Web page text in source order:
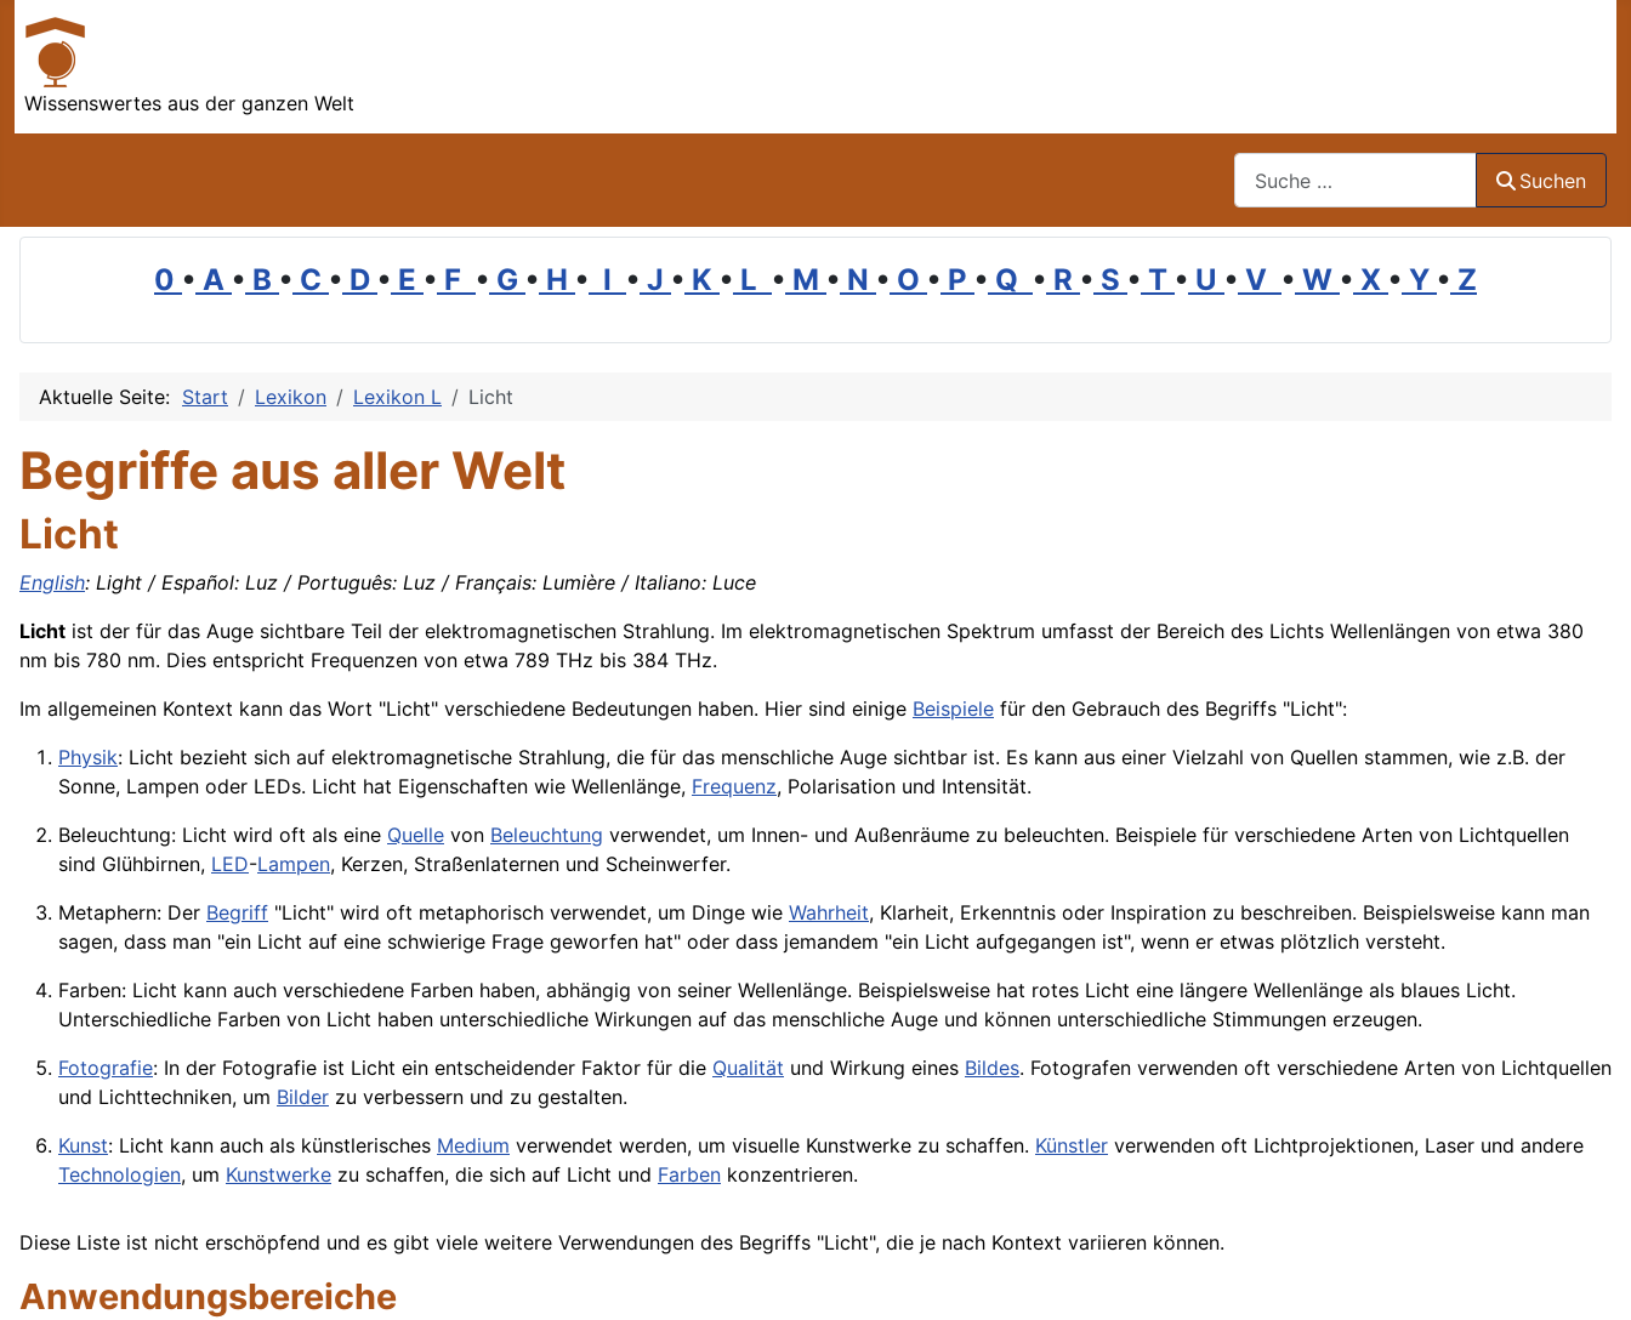
Wissenswertes aus der ganzen Welt
Suchen
0 • A • B • C • D • E • F • G • H • I • J • K • L • M • N • O • P • Q • R • S • T • U • V • W • X • Y • Z
Aktuelle Seite: Start Lexikon Lexikon L Licht
Begriffe aus aller Welt
Licht
English: Light / Español: Luz / Português: Luz / Français: Lumière / Italiano: Luce
Licht ist der für das Auge sichtbare Teil der elektromagnetischen Strahlung. Im elektromagnetischen Spektrum umfasst der Bereich des Lichts Wellenlängen von etwa 380
nm bis 780 nm. Dies entspricht Frequenzen von etwa 789 THz bis 384 THz.
Im allgemeinen Kontext kann das Wort "Licht" verschiedene Bedeutungen haben. Hier sind einige Beispiele für den Gebrauch des Begriffs "Licht":
Physik: Licht bezieht sich auf elektromagnetische Strahlung, die für das menschliche Auge sichtbar ist. Es kann aus einer Vielzahl von Quellen stammen, wie z.B. der
Sonne, Lampen oder LEDs. Licht hat Eigenschaften wie Wellenlänge, Frequenz, Polarisation und Intensität.
Beleuchtung: Licht wird oft als eine Quelle von Beleuchtung verwendet, um Innen- und Außenräume zu beleuchten. Beispiele für verschiedene Arten von Lichtquellen
sind Glühbirnen, LED-Lampen, Kerzen, Straßenlaternen und Scheinwerfer.
Metaphern: Der Begriff "Licht" wird oft metaphorisch verwendet, um Dinge wie Wahrheit, Klarheit, Erkenntnis oder Inspiration zu beschreiben. Beispielsweise kann man
sagen, dass man "ein Licht auf eine schwierige Frage geworfen hat" oder dass jemandem "ein Licht aufgegangen ist", wenn er etwas plötzlich versteht.
Farben: Licht kann auch verschiedene Farben haben, abhängig von seiner Wellenlänge. Beispielsweise hat rotes Licht eine längere Wellenlänge als blaues Licht.
Unterschiedliche Farben von Licht haben unterschiedliche Wirkungen auf das menschliche Auge und können unterschiedliche Stimmungen erzeugen.
Fotografie: In der Fotografie ist Licht ein entscheidender Faktor für die Qualität und Wirkung eines Bildes. Fotografen verwenden oft verschiedene Arten von Lichtquellen
und Lichttechniken, um Bilder zu verbessern und zu gestalten.
Kunst: Licht kann auch als künstlerisches Medium verwendet werden, um visuelle Kunstwerke zu schaffen. Künstler verwenden oft Lichtprojektionen, Laser und andere
Technologien, um Kunstwerke zu schaffen, die sich auf Licht und Farben konzentrieren.
Diese Liste ist nicht erschöpfend und es gibt viele weitere Verwendungen des Begriffs "Licht", die je nach Kontext variieren können.
Anwendungsbereiche